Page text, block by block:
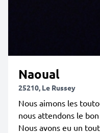
Naoual
25210, Le Russey
Nous aimons les
nous attendons le
Nous avons eu un